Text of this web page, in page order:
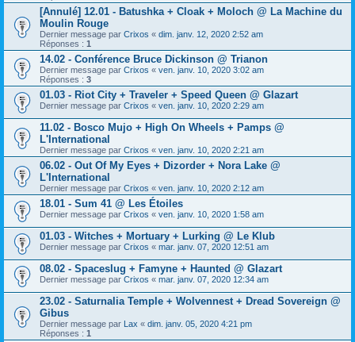
[Annulé] 12.01 - Batushka + Cloak + Moloch @ La Machine du
Moulin Rouge
Dernier message par Crixos « dim. janv. 12, 2020 2:52 am
Réponses : 1
14.02 - Conférence Bruce Dickinson @ Trianon
Dernier message par Crixos « ven. janv. 10, 2020 3:02 am
Réponses : 3
01.03 - Riot City + Traveler + Speed Queen @ Glazart
Dernier message par Crixos « ven. janv. 10, 2020 2:29 am
11.02 - Bosco Mujo + High On Wheels + Pamps @
L'International
Dernier message par Crixos « ven. janv. 10, 2020 2:21 am
06.02 - Out Of My Eyes + Dizorder + Nora Lake @
L'International
Dernier message par Crixos « ven. janv. 10, 2020 2:12 am
18.01 - Sum 41 @ Les Étoiles
Dernier message par Crixos « ven. janv. 10, 2020 1:58 am
01.03 - Witches + Mortuary + Lurking @ Le Klub
Dernier message par Crixos « mar. janv. 07, 2020 12:51 am
08.02 - Spaceslug + Famyne + Haunted @ Glazart
Dernier message par Crixos « mar. janv. 07, 2020 12:34 am
23.02 - Saturnalia Temple + Wolvennest + Dread Sovereign @
Gibus
Dernier message par Lax « dim. janv. 05, 2020 4:21 pm
Réponses : 1